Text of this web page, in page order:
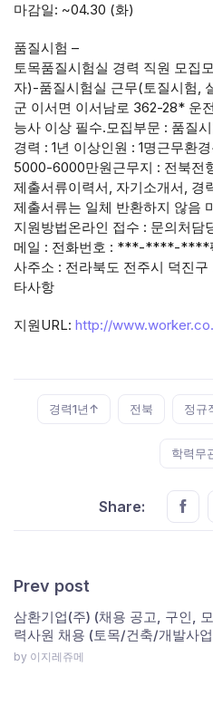
마감일: ~04.30 (화)
품질시험 –
토목품질시험실 경력 직원 모집
자)-품질시험실 근무(토질시험,
군 이서면 이서남로 362-28* 운
능사 이상 필수.모집부문 : 품질
경력 : 1년 이상인원 : 1명근무환
5000-6000만원근무지 : 전북전
제출서류이력서, 자기소개서, 경
제출서류는 일체 반환하지 않음
지원방법온라인 접수 : 문의처담
메일 : 전화번호 : ***-****-
사주소 : 전라북도 전주시 덕진
타사항
지원URL: http://
경력1년↑ 전북 정규
학력무
Share:
Prev post
삼환기업(주) (채용 공고, 구인,
력사원 채용 (토목/건축/개발사
by 이지레쥬메